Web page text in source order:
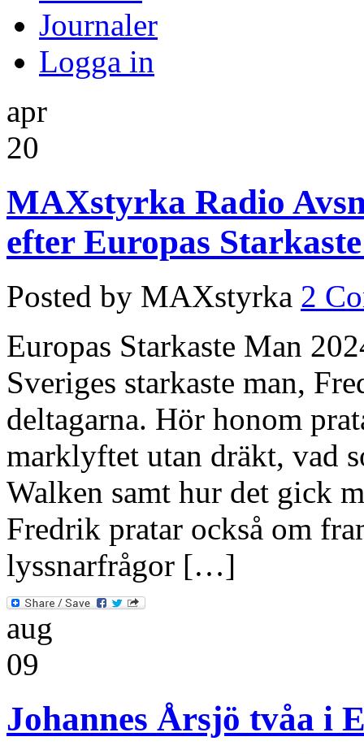
Journaler
Logga in
apr
20
MAXstyrka Radio
efter Europas
Posted by MAXstyrka 2
Europas Starkaste Man
Sveriges starkaste man,
deltagarna. Hör honom
marklyftet utan dräkt, vad
Walken samt hur det gick
Fredrik pratar också om
lyssnarfrågor […]
aug
09
Johannes Årsjö tvåa i